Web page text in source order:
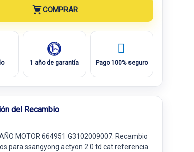
COMPRAR
1 año de garantía Pago 100% seguro
del Recambio
MOTOR 664951 G3102009007. Recambio
para ssangyong actyon 2.0 td cat referencia